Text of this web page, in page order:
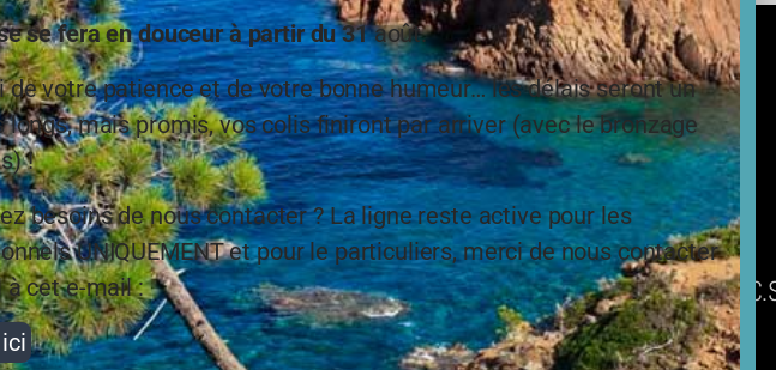
Nos produits et leurs certifications
s'assurent d'un produit conforme.
se fera en douceur à partir du 31août.
de votre patience et de votre bonne humeur… les délais seront un
longs, mais promis, vos colis finiront par arriver (avec le bronzage
!
besoins de nous contacter ? La ligne reste active pour les
UNIQUEMENT et pour le particuliers, merci de nous contacter
à cet e-mail :